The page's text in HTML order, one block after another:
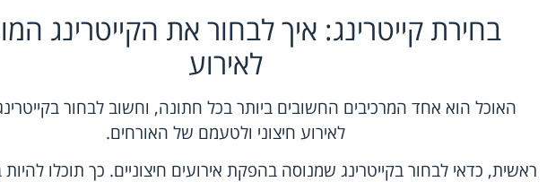
בחירת קייטרינג: איך לבחור את הקייטרינג
לאירוע
האוכל הוא אחד המרכיבים החשובים ביותר בכל חתונה, וחשוב לבחור
לאירוע חיצוני ולטעמם של האורחים.
ראשית, כדאי לבחור בקייטרינג שמנוסה בהפקת אירועים חיצוניים. כך תוכלו